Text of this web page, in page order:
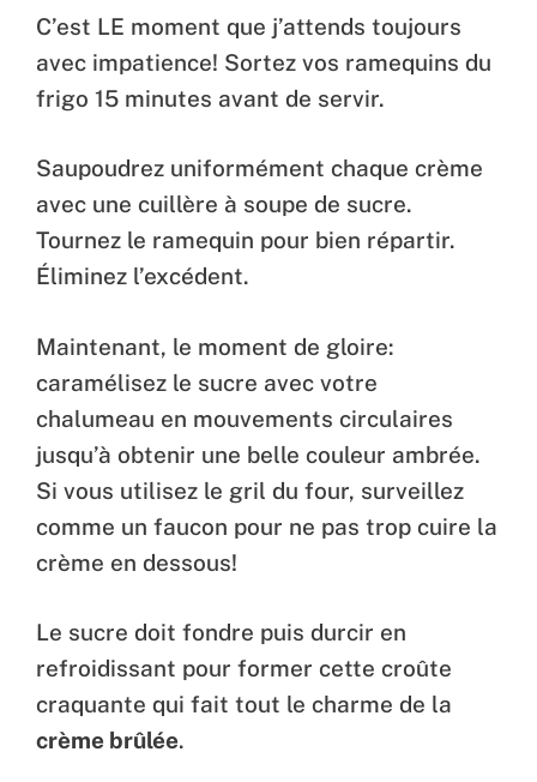
C’est LE moment que j’attends toujours
avec impatience! Sortez vos ramequins du
frigo 15 minutes avant de servir.
Saupoudrez uniformément chaque crème
avec une cuillère à soupe de sucre.
Tournez le ramequin pour bien répartir.
Éliminez l’excédent.
Maintenant, le moment de gloire:
caramélisez le sucre avec votre
chalumeau en mouvements circulaires
jusqu’à obtenir une belle couleur ambrée.
Si vous utilisez le gril du four, surveillez
comme un faucon pour ne pas trop cuire la
crème en dessous!
Le sucre doit fondre puis durcir en
refroidissant pour former cette croûte
craquante qui fait tout le charme de la
crème brûlée.